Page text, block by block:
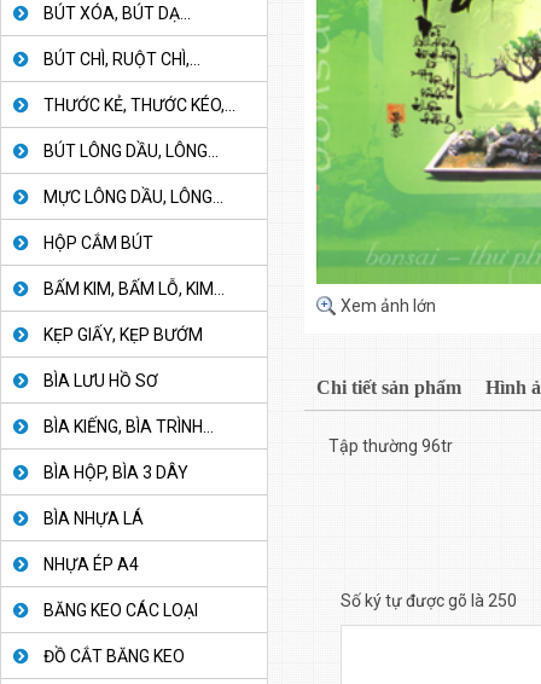
BÚT XÓA, BÚT DẠ...
BÚT CHÌ, RUỘT CHÌ,...
THƯỚC KẺ, THƯỚC KÉO,...
BÚT LÔNG DẦU, LÔNG...
MỰC LÔNG DẦU, LÔNG...
HỘP CẮM BÚT
BẤM KIM, BẤM LỖ, KIM...
KẸP GIẤY, KẸP BƯỚM
BÌA LƯU HỒ SƠ
BÌA KIẾNG, BÌA TRÌNH...
BÌA HỘP, BÌA 3 DÂY
BÌA NHỰA LÁ
NHỰA ÉP A4
BĂNG KEO CÁC LOẠI
ĐỒ CẮT BĂNG KEO
Xem ảnh lớn
Chi tiết sản phẩm Hình
Tập thường 96tr
Số ký tự được gõ là 250